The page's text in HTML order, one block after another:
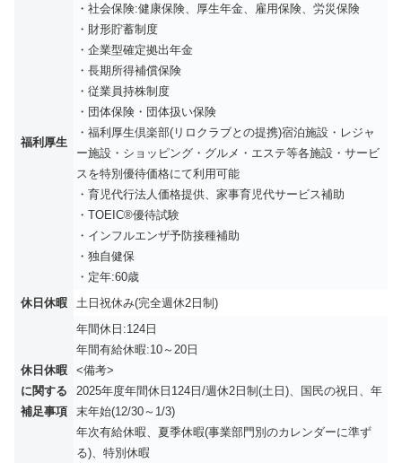
福利厚生
・社会保険:健康保険、厚生年金、雇用保険、労災保険
・財形貯蓄制度
・企業型確定拠出年金
・長期所得補償保険
・従業員持株制度
・団体保険・団体扱い保険
・福利厚生倶楽部(リロクラブとの提携)宿泊施設・レジャ
ー施設・ショッピング・グルメ・エステ等各施設・サービ
スを特別優待価格にて利用可能
・育児代行法人価格提供、家事育児代サービス補助
・TOEIC®優待試験
・インフルエンザ予防接種補助
・独自健保
・定年:60歳
休日休暇
土日祝休み(完全週休2日制)
休日休暇
に関する
補足事項
年間休日:124日
年間有給休暇:10～20日
<備考>
2025年度年間休日124日/週休2日制(土日)、国民の祝日、年
末年始(12/30～1/3)
年次有給休暇、夏季休暇(事業部門別のカレンダーに準ず
る)、特別休暇